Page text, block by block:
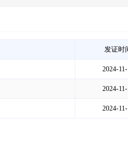
发证时
2024-
2024-
2024-